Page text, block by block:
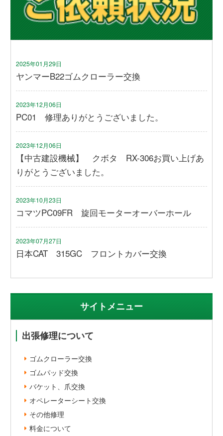
2025年01月29日
ヤンマーB22ゴムクローラー交換
2023年12月06日
PC01 修理ありがとうございました。
2023年12月06日
【中古建設機械】 クボタ RX-306お買い上げあ
りがとうございました。
2023年10月23日
コマツPC09FR 旋回モーターオーバーホール
2023年07月27日
日本CAT 315GC フロントカバー交換
サイトメニュー
出張修理について
ゴムクローラー交換
ゴムパッド交換
バケット、爪交換
オペレーターシート交換
その他修理
料金について